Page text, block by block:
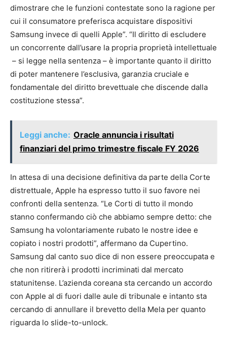
dimostrare che le funzioni contestate sono la ragione per
cui il consumatore preferisca acquistare dispositivi
Samsung invece di quelli Apple”. “Il diritto di escludere
un concorrente dall’usare la propria proprietà intellettuale
– si legge nella sentenza – è importante quanto il diritto
di poter mantenere l’esclusiva, garanzia cruciale e
fondamentale del diritto brevettuale che discende dalla
costituzione stessa”.
Leggi anche: Oracle annuncia i risultati
finanziari del primo trimestre fiscale FY 2026
In attesa di una decisione definitiva da parte della Corte
distrettuale, Apple ha espresso tutto il suo favore nei
confronti della sentenza. “Le Corti di tutto il mondo
stanno confermando ciò che abbiamo sempre detto: che
Samsung ha volontariamente rubato le nostre idee e
copiato i nostri prodotti”, affermano da Cupertino.
Samsung dal canto suo dice di non essere preoccupata e
che non ritirerà i prodotti incriminati dal mercato
statunitense. L’azienda coreana sta cercando un accordo
con Apple al di fuori dalle aule di tribunale e intanto sta
cercando di annullare il brevetto della Mela per quanto
riguarda lo slide-to-unlock.